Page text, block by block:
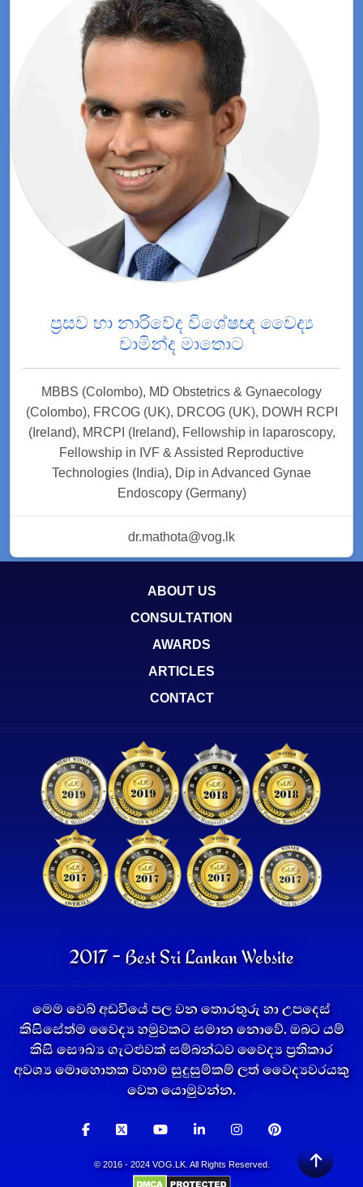
ප්‍රසව හා නාරිවේද විශේෂඥ වෛද්‍ය
චාමින්ද මාතොට
MBBS (Colombo), MD Obstetrics & Gynaecology
(Colombo), FRCOG (UK), DRCOG (UK), DOWH RCPI
(Ireland), MRCPI (Ireland), Fellowship in laparoscopy,
Fellowship in IVF & Assisted Reproductive
Technologies (India), Dip in Advanced Gynae
Endoscopy (Germany)
dr.mathota@vog.lk
ABOUT US
CONSULTATION
AWARDS
ARTICLES
CONTACT
2017 - Best Sri Lankan Website
මෙම වෙබ් අඩවියේ පල වන තොරතුරු හා උපදෙස්
කිසිසේත්ම වෛද්‍ය හමුවකට සමාන නොවේ. ඔබට යම්
කිසි සෞඛ්‍ය ගැටළුවක් සම්බන්ධව වෛද්‍ය ප්‍රතිකාර
අවශ්‍ය මොහොතක වහාම සුදුසුම්කම් ලත් වෛද්‍යවරයකු
වෙත යොමුවන්න.
© 2016 - 2024 VOG.LK. All Rights Reserved.